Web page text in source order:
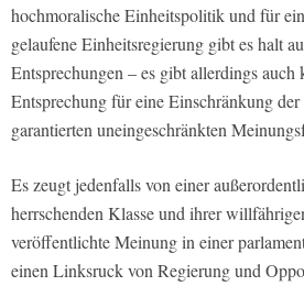
hochmoralische Einheitspolitik und für
gelaufene Einheitsregierung gibt es halt
Entsprechungen – es gibt allerdings auch
Entsprechung für eine Einschränkung
garantierten uneingeschränkten
Es zeugt jedenfalls von einer
herrschenden Klasse und ihrer
veröffentlichte Meinung in einer
einen Linksruck von Regierung und